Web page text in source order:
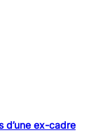
d’une ex-cadre